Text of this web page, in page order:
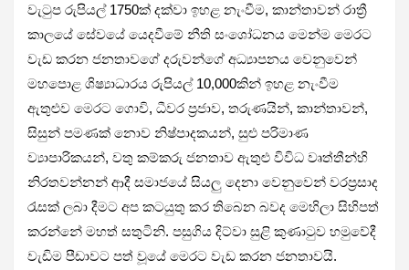
වැටුප රුපියල් 1750ක් දක්වා ඉහළ නැංවීම, කාන්තාවන් රාත්‍රී
කාලයේ සේවයේ යෙදවීමේ නීති සංශෝධනය මෙන්ම මෙරට
වැඩ කරන ජනතාවගේ දරුවන්ගේ අධ්‍යාපනය වෙනුවෙන්
මහපොළ ශිෂ්‍යාධාරය රුපියල් 10,000කින් ඉහළ නැංවීම
ඇතුළුව මෙරට ගොවි, ධීවර ප්‍රජාව, තරුණයින්, කාන්තාවන්,
සිසුන් පමණක් නොව නිෂ්පාදකයන්, සුළු පරිමාණ
ව්‍යාපාරිකයන්, වතු කම්කරු ජනතාව ඇතුළු විවිධ වෘත්තීන්හි
නිරතවන්නන් ආදී සමාජයේ සියලු දෙනා වෙනුවෙන් වරප්‍රසාද
රැසක් ලබා දීමට අප කටයුතු කර තිබෙන බවද මෙහිලා සිහිපත්
කරන්නේ මහත් සතුටිනි. පසුගිය දිට්වා සුළි කුණාටුව හමුවේදී
වැඩිම පීඩාවට පත් වූයේ මෙරට වැඩ කරන ජනතාවයි.